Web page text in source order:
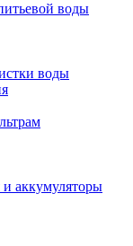
воды
воды
аккумуляторы